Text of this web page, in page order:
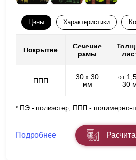
Цены Характеристики
Покрытие
Сечение
рамы
ППП
30 х 30
мм
от
30
* ПЭ - полиэстер, ППП - полимерно-
Подробнее